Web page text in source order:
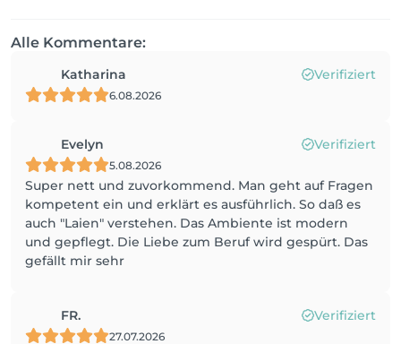
Alle Kommentare:
Katharina Verifiziert
6.08.2026
Evelyn Verifiziert
5.08.2026
Super nett und zuvorkommend. Man geht auf Fragen
kompetent ein und erklärt es ausführlich. So daß es
auch "Laien" verstehen. Das Ambiente ist modern
und gepflegt. Die Liebe zum Beruf wird gespürt. Das
gefällt mir sehr
FR. Verifiziert
27.07.2026